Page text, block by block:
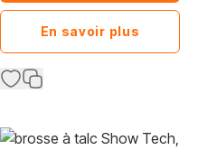
En savoir plus